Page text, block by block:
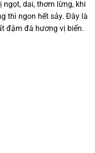
ngọt, dai, thơm lừng, khi
thì ngon hết sảy. Đây là
đậm đà hương vị biển.